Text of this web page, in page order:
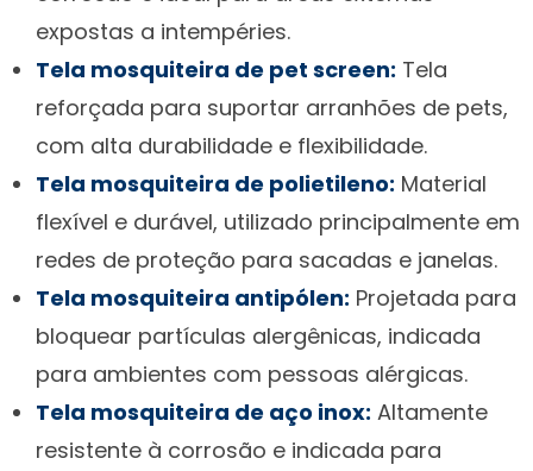
expostas a intempéries.
Tela mosquiteira de pet screen: Tela
reforçada para suportar arranhões de pets,
com alta durabilidade e flexibilidade.
Tela mosquiteira de polietileno: Material
flexível e durável, utilizado principalmente em
redes de proteção para sacadas e janelas.
Tela mosquiteira antipólen: Projetada para
bloquear partículas alergênicas, indicada
para ambientes com pessoas alérgicas.
Tela mosquiteira de aço inox: Altamente
resistente à corrosão e indicada para